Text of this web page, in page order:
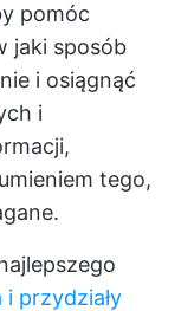
pomóc
jaki sposób
i osiągnąć
i
tego,
przydziały